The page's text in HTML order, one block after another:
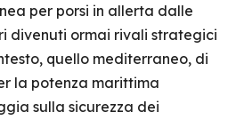
per porsi in allerta dalle
divenuti ormai rivali strategici
quello mediterraneo, di
la potenza marittima
sulla sicurezza dei